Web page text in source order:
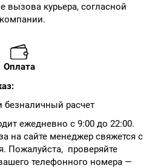
вызова курьера, согласной
Оплата
расчет
ежедневно с 9:00 до 22:00.
на сайте менеджер свяжется с
Пожалуйста, проверяйте
телефонного номера —